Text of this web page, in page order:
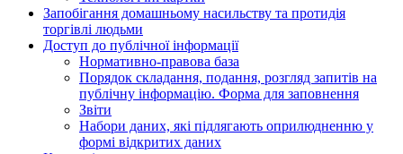
Запобігання домашньому насильству та протидія
торгівлі людьми
Доступ до публічної інформації
Нормативно-правова база
Порядок складання, подання, розгляд запитів на
публічну інформацію. Форма для заповнення
Звіти
Набори даних, які підлягають оприлюдненню у
формі відкритих даних